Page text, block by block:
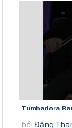
Tumbadora
Lockdown
bởi Đặng